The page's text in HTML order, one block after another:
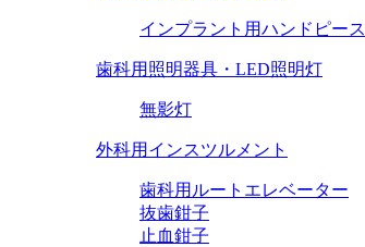
インプラント用ハンドピース
歯科用照明器具・LED照明灯
無影灯
外科用インスツルメント
歯科用ルートエレベーター
抜歯鉗子
止血鉗子